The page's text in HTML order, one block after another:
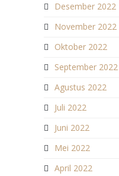
Desember 2022
November 2022
Oktober 2022
September 2022
Agustus 2022
Juli 2022
Juni 2022
Mei 2022
April 2022